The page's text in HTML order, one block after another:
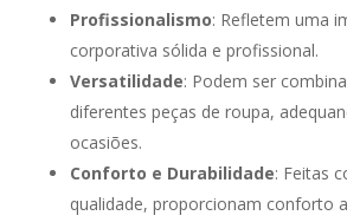
Profissionalismo: Refletem uma
corporativa sólida e profissional.
Versatilidade: Podem ser
diferentes peças de roupa,
ocasiões.
Conforto e Durabilidade: Feitas
qualidade, proporcionam conforto